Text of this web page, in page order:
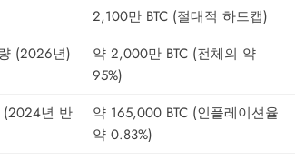
2,100만 BTC (절대적 하드캡)
(2026년)
약 2,000만 BTC (전체의 약
95%)
년 반
약 165,000 BTC (인플레이션율
약 0.83%)